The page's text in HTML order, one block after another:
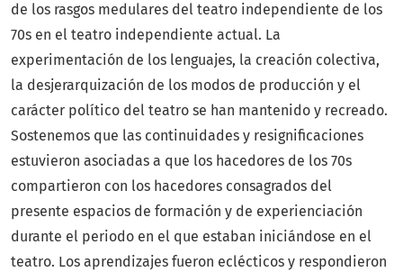
de los rasgos medulares del teatro independiente de los
70s en el teatro independiente actual. La
experimentación de los lenguajes, la creación colectiva,
la desjerarquización de los modos de producción y el
carácter político del teatro se han mantenido y recreado.
Sostenemos que las continuidades y resignificaciones
estuvieron asociadas a que los hacedores de los 70s
compartieron con los hacedores consagrados del
presente espacios de formación y de experienciación
durante el periodo en el que estaban iniciándose en el
teatro. Los aprendizajes fueron eclécticos y respondieron